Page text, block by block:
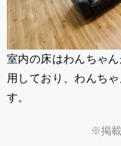
室内の床はわんちゃ
用しており、わんち
す。
※掲